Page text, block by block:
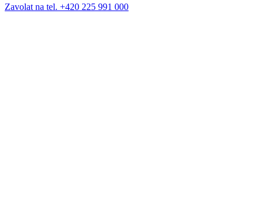
Zavolat na tel. +420 225 991 000